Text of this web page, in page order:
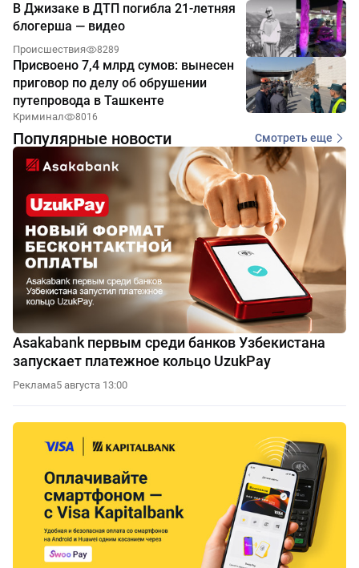
В Джизаке в ДТП погибла 21-летняя
блогерша — видео
Происшествия 8289
Присвоено 7,4 млрд сумов: вынесен
приговор по делу об обрушении
путепровода в Ташкенте
Криминал 8016
Популярные новости Смотреть еще
Asakabank первым среди банков Узбекистана
запускает платежное кольцо UzukPay
Реклама5 августа 13:00